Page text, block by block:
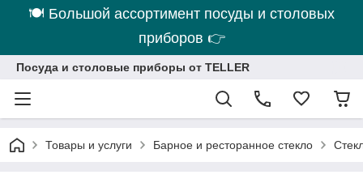
🍽 Большой ассортимент посуды и столовых
приборов 👉
Посуда и столовые приборы от TELLER
Товары и услуги Барное и ресторанное стекло